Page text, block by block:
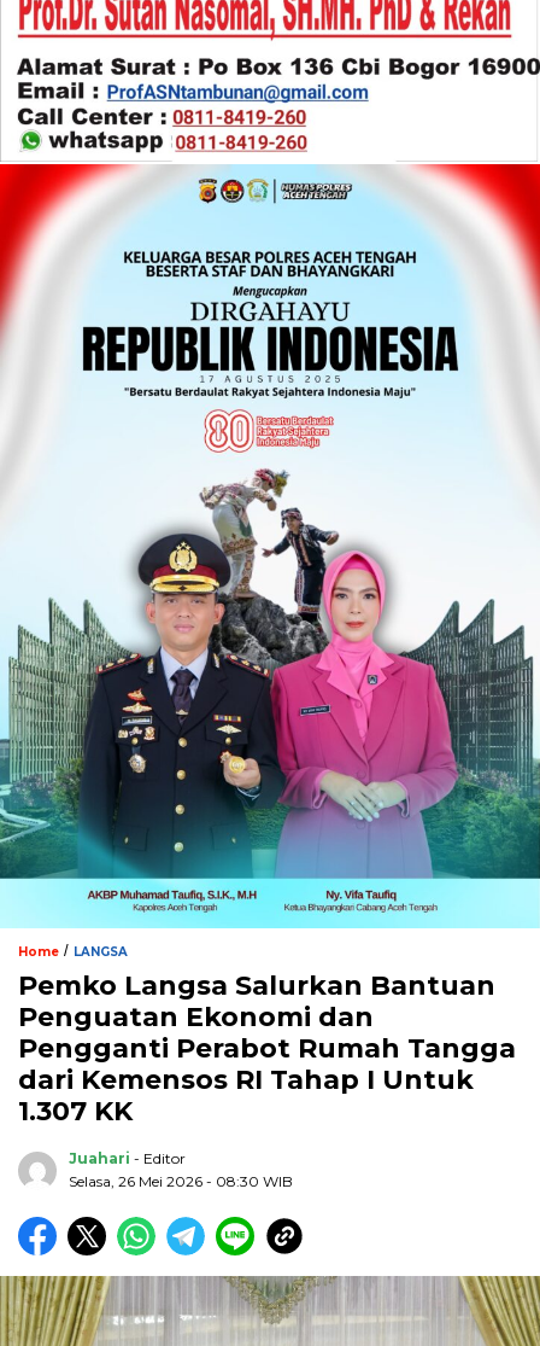
Home / LANGSA
Pemko Langsa Salurkan Bantuan
Penguatan Ekonomi dan
Pengganti Perabot Rumah Tangga
dari Kemensos RI Tahap I Untuk
1.307 KK
Juahari - Editor
Selasa, 26 Mei 2026 - 08:30 WIB